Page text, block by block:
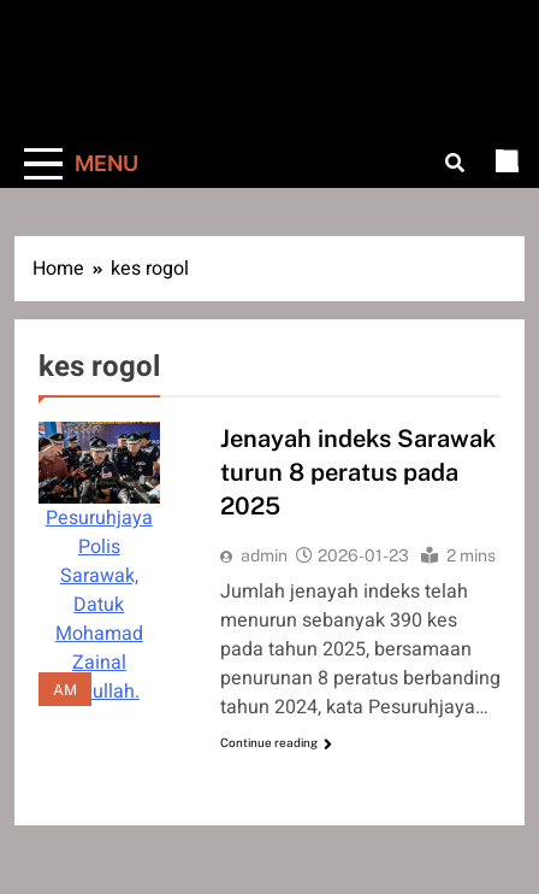
MENU
Home kes rogol
kes rogol
Pesuruhjaya
Polis
Sarawak,
Datuk
Mohamad
Zainal
Abdullah.
AM
Jenayah indeks Sarawak
turun 8 peratus pada
2025
admin 2026-01-23 2 mins
Jumlah jenayah indeks telah
menurun sebanyak 390 kes
pada tahun 2025, bersamaan
penurunan 8 peratus berbanding
tahun 2024, kata Pesuruhjaya…
Continue reading